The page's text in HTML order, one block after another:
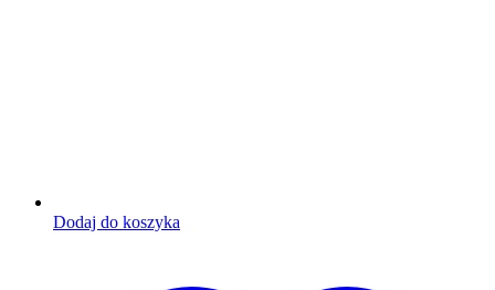
Dodaj do koszyka